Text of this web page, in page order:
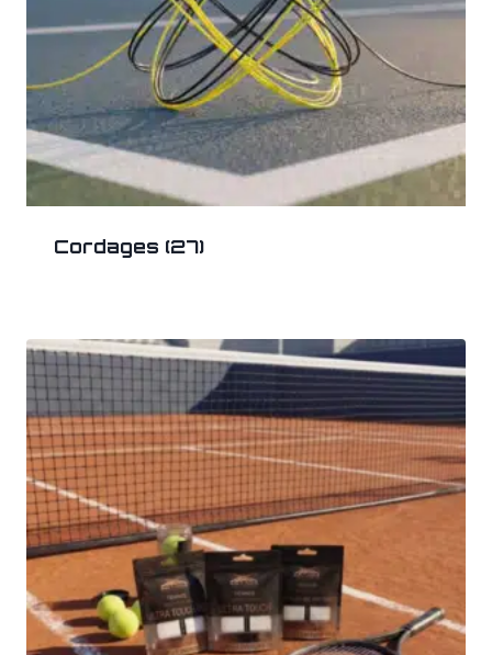
Cordages (27)